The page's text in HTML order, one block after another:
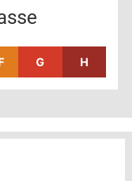
G H